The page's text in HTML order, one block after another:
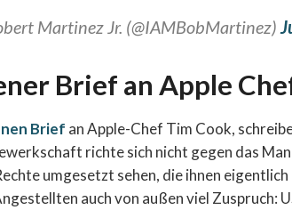
Martinez Jr. (@IAMBobMartinez)
Brief an Apple
Brief an Apple-Chef Tim Cook,
richte sich nicht gegen das
umgesetzt sehen, die ihnen
auch von außen viel Zuspruch: